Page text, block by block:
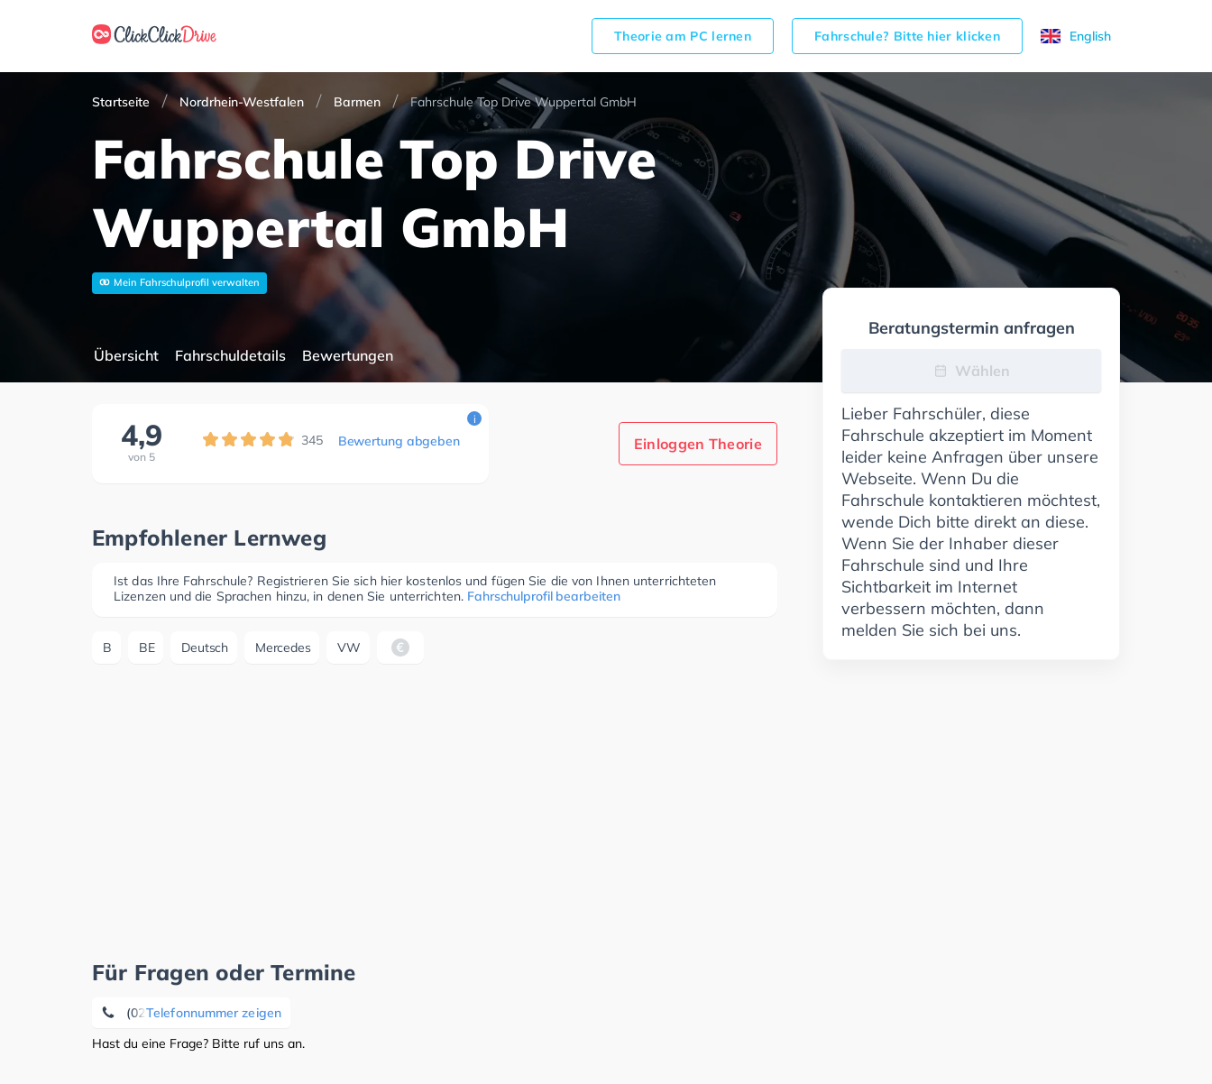
Theorie am PC lernen Fahrschule? Bitte hier klicken English
Startseite Nordrhein-Westfalen Barmen Fahrschule Top Drive Wuppertal GmbH
Fahrschule Top Drive
Wuppertal GmbH
Mein Fahrschulprofil verwalten
Übersicht Fahrschuldetails Bewertungen
4,9
von 5
345 Bewertung abgeben
i
Einloggen Theorie
Empfohlener Lernweg
Ist das Ihre Fahrschule? Registrieren Sie sich hier kostenlos und fügen Sie die von Ihnen unterrichteten
Lizenzen und die Sprachen hinzu, in denen Sie unterrichten. Fahrschulprofil bearbeiten
B BE Deutsch Mercedes VW
Für Fragen oder Termine
Telefonnummer zeigen
(0202) 69 89 97 99
Hast du eine Frage? Bitte ruf uns an.
Beratungstermin anfragen
Wählen
Lieber Fahrschüler, diese
Fahrschule akzeptiert im Moment
leider keine Anfragen über unsere
Webseite. Wenn Du die
Fahrschule kontaktieren möchtest,
wende Dich bitte direkt an diese.
Wenn Sie der Inhaber dieser
Fahrschule sind und Ihre
Sichtbarkeit im Internet
verbessern möchten, dann
melden Sie sich bei uns.